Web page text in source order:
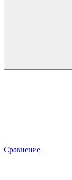
Сравнение